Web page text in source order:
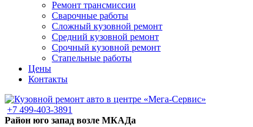
Ремонт трансмиссии
Сварочные работы
Сложный кузовной ремонт
Средний кузовной ремонт
Срочный кузовной ремонт
Стапельные работы
Цены
Контакты
+7 499-403-3891
Район юго запад возле МКАДа